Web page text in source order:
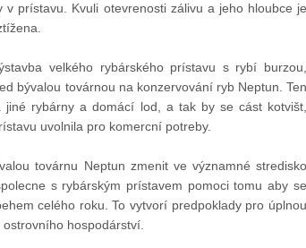
v prístavu. Kvuli otevrenosti zálivu a jeho hloubce je
velkého rybárského prístavu s rybí burzou,
bývalou továrnou na konzervování ryb Neptun. Ten
jiné rybárny a domácí lod, a tak by se cást kotvišt,
uvolnila pro komercní potreby.
továrnu Neptun zmenit ve významné stredisko
s rybárským prístavem pomoci tomu aby se
celého roku. To vytvorí predpoklady pro úplnou
hospodárství.